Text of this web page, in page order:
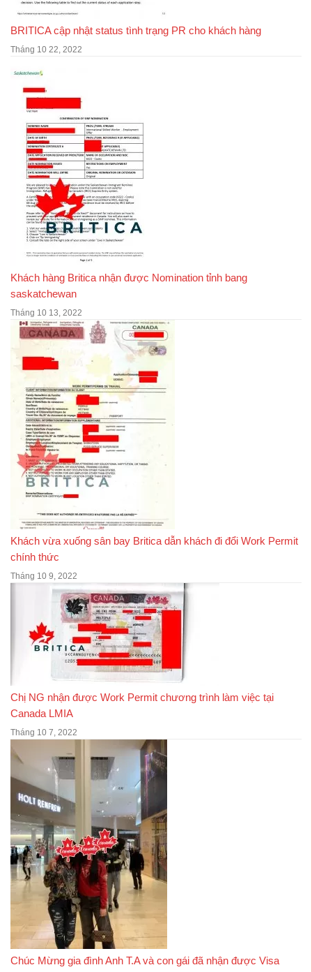
BRITICA cập nhật status tình trạng PR cho khách hàng
Tháng 10 22, 2022
Khách hàng Britica nhận được Nomination tỉnh bang
saskatchewan
Tháng 10 13, 2022
Khách vừa xuống sân bay Britica dẫn khách đi đổi Work Permit
chính thức
Tháng 10 9, 2022
Chị NG nhận được Work Permit chương trình làm việc tại
Canada LMIA
Tháng 10 7, 2022
Chúc Mừng gia đình Anh T.A và con gái đã nhận được Visa